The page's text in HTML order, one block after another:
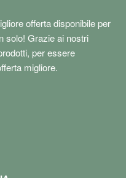
offerta disponibile per
solo! Grazie ai nostri
per essere
migliore.